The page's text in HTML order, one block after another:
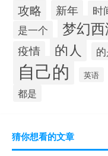
攻略 新年 时
是一个 梦幻
疫情 的人
自己的 英语
都是
猜你想看的文章